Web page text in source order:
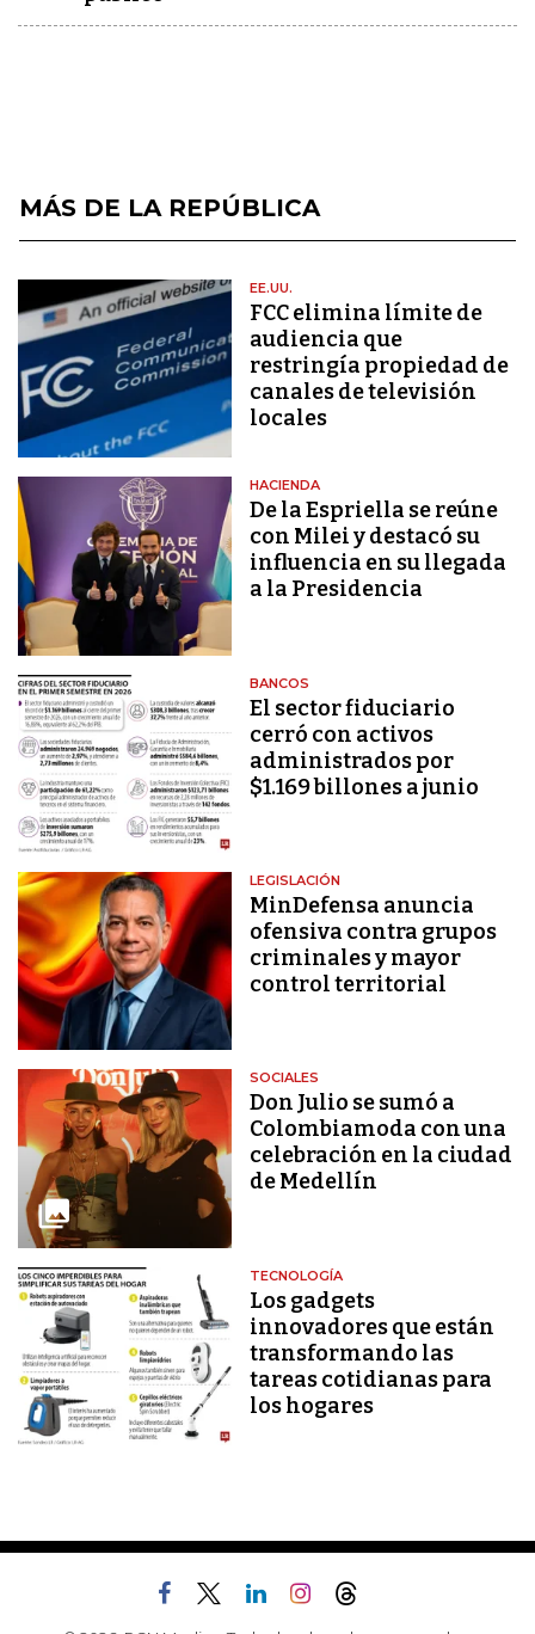
MÁS DE LA REPÚBLICA
EE.UU.
FCC elimina límite de
audiencia que
restringía propiedad de
canales de televisión
locales
HACIENDA
De la Espriella se reúne
con Milei y destacó su
influencia en su llegada
a la Presidencia
BANCOS
El sector fiduciario
cerró con activos
administrados por
$1.169 billones a junio
LEGISLACIÓN
MinDefensa anuncia
ofensiva contra grupos
criminales y mayor
control territorial
SOCIALES
Don Julio se sumó a
Colombiamoda con una
celebración en la ciudad
de Medellín
TECNOLOGÍA
Los gadgets
innovadores que están
transformando las
tareas cotidianas para
los hogares